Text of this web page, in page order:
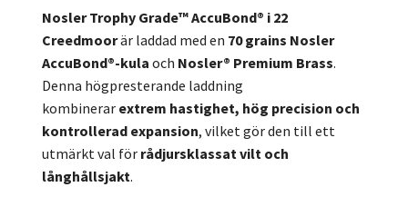
Nosler Trophy Grade™ AccuBond® i 22
Creedmoorär laddad med en 70 grains Nosler
AccuBond®-kula och Nosler® Premium Brass.
Denna högpresterande laddning
kombinerar extrem hastighet, hög precision och
kontrollerad expansion, vilket gör den till ett
utmärkt val för rådjursklassat vilt och
långhållsjakt.